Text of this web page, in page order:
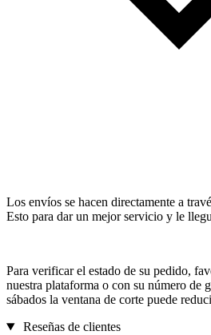
Los envíos se hacen directamente a
Esto para dar un mejor servicio y le
Para verificar el estado de su pedido,
nuestra plataforma o con su número de
sábados la ventana de corte puede
Reseñas de clientes